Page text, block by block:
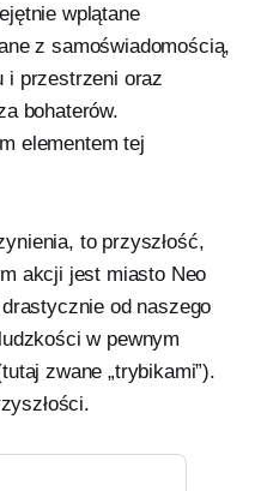
wplątane
z samoświadomością,
i przestrzeni oraz
bohaterów.
elementem tej
to przyszłość,
akcji jest miasto Neo
od naszego
w pewnym
zwane „trybikami”).